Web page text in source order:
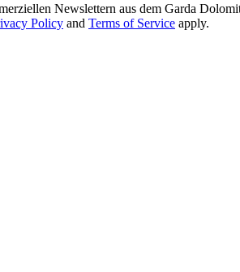
Newslettern aus dem Garda
Policy and Terms of Service apply.